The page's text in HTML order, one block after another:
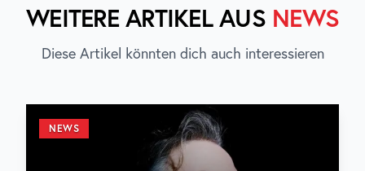
WEITERE ARTIKEL AUS NEWS
Diese Artikel könnten dich auch interessieren
NEWS